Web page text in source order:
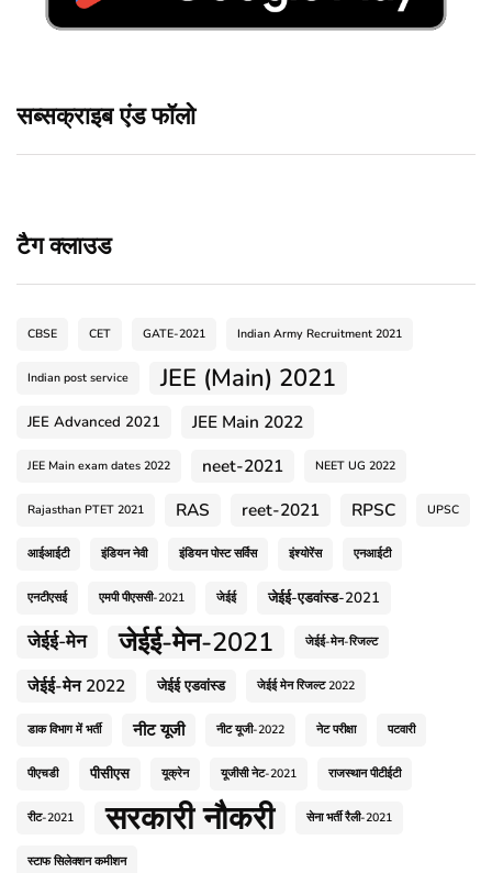
सब्सक्राइब एंड फॉलो
टैग क्लाउड
CBSE CET GATE-2021 Indian Army Recruitment 2021
Indian post service JEE (Main) 2021
JEE Advanced 2021 JEE Main 2022
JEE Main exam dates 2022 neet-2021 NEET UG 2022
Rajasthan PTET 2021 RAS reet-2021 RPSC UPSC
आईआईटी इंडियन नेवी इंडियन पोस्ट सर्विस इंश्योरेंस एनआईटी
एनटीएसई एमपी पीएससी-2021 जेईई जेईई-एडवांस्ड-2021
जेईई-मेन जेईई-मेन-2021 जेईई-मेन-रिजल्ट
जेईई-मेन 2022 जेईई एडवांस्ड जेईई मेन रिजल्ट 2022
डाक विभाग में भर्ती नीट यूजी नीट यूजी-2022 नेट परीक्षा पटवारी
पीएचडी पीसीएस यूक्रेन यूजीसी नेट-2021 राजस्थान पीटीईटी
रीट-2021 सरकारी नौकरी सेना भर्ती रैली-2021
स्टाफ सिलेक्शन कमीशन